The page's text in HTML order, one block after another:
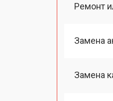
Ремонт
Замена
Замена